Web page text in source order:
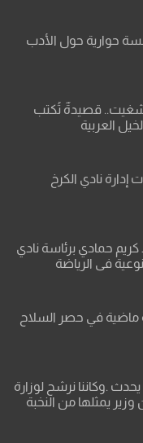
حوارية حول الأدب
شغيت.. قصيدةٌ تُكتب
العربية
إدارة نادي الكرخ
حمادي برئاسة نادي
في الرياضة
ماضية في حصر السلاح
.وكاننا نرشح لوزارة
( الثقافة ) التي ماتت من زمان وزير يمثلها من النخبة